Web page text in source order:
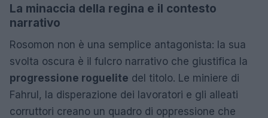
La minaccia della regina e il contesto
narrativo
Rosomon non è una semplice antagonista: la sua
svolta oscura è il fulcro narrativo che giustifica la
progressione roguelite del titolo. Le miniere di
Fahrul, la disperazione dei lavoratori e gli alleati
corruttori creano un quadro di oppressione che